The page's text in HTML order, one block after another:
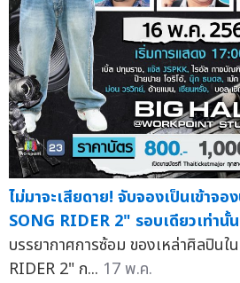
ไม่มาจะเสียดาย! จับจองเป็นเข้าจ
SONG RIDER 2" รอบเดียวเท่านั้น
บรรยากาศการซ้อม ของเหล่าศิลปินใ
RIDER 2" ก... 17 พ.ค.